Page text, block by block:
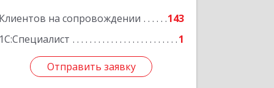
Клиентов на сопровождении
143
1С:Специалист
1
Отправить заявку
Подробнее
Отправить заявку